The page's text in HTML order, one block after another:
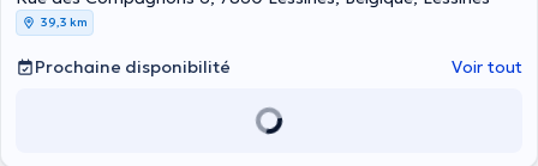
39,3 km
Prochaine disponibilité Voir tout